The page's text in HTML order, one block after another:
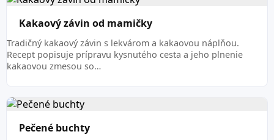
Kakaový závin od mamičky
Tradičný kakaový závin s lekvárom a kakaovou náplňou.
Recept popisuje prípravu kysnutého cesta a jeho plnenie
kakaovou zmesou so…
Pečené buchty